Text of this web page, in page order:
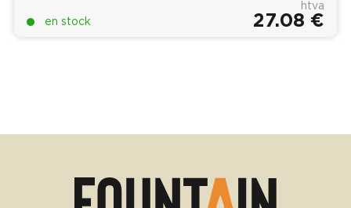
en stock
htva
27.08 €